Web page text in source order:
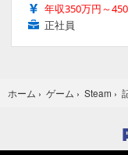
年収350万円～
正社員
ホーム › ゲーム › Steam ›